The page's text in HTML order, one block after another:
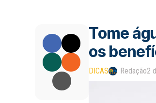
Tome
os
DICAS Redação2